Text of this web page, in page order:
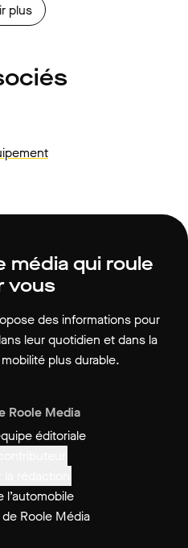
plus
média qui roule
vous
des informations pour
leur quotidien et dans la
plus durable.
Roole Media
éditoriale
l’automobile
Roole Média